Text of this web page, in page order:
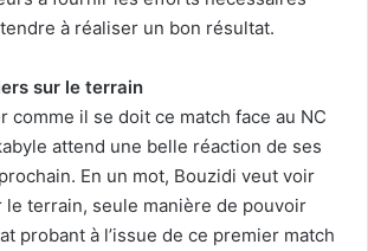
à réaliser un bon résultat.
sur le terrain
comme il se doit ce match face au NC
attend une belle réaction de ses
En un mot, Bouzidi veut voir
terrain, seule manière de pouvoir
probant à l’issue de ce premier match